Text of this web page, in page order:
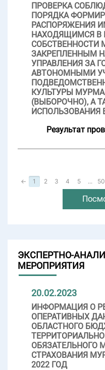
ПРОВЕРКА
ПОРЯДКА
РАСПОРЯЖЕНИЯ
НАХОДЯЩИМСЯ В
СОБСТВЕННОСТИ
ЗАКРЕПЛЕННЫМ
УПРАВЛЕНИЯ ЗА
АВТОНОМНЫМИ
КУЛЬТУРЫ
(ВЫБОРОЧНО), А
ИСПОЛЬЗОВАНИЯ
Результат
← 1 2 3 4 5 ... 50
ЭКСПЕРТНО-
МЕРОПРИЯТИЯ
20.02.2023
ИНФОРМАЦИЯ О
ОПЕРАТИВНЫХ
ОБЛАСТНОГО
ОБЯЗАТЕЛЬНОГО
СТРАХОВАНИЯ
2022 ГОД